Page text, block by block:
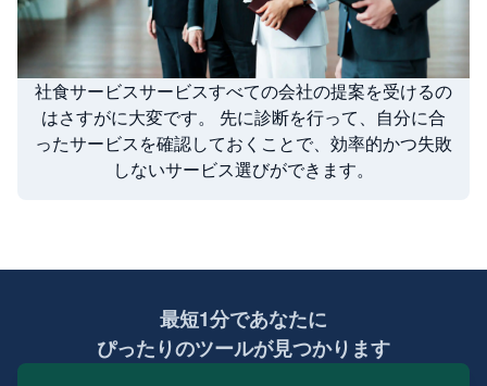
社食サービスサービスすべての会社の提案を受けるの
はさすがに大変です。 先に診断を行って、自分に合
ったサービスを確認しておくことで、効率的かつ失敗
しないサービス選びができます。
最短1分であなたに
ぴったりのツールが見つかります